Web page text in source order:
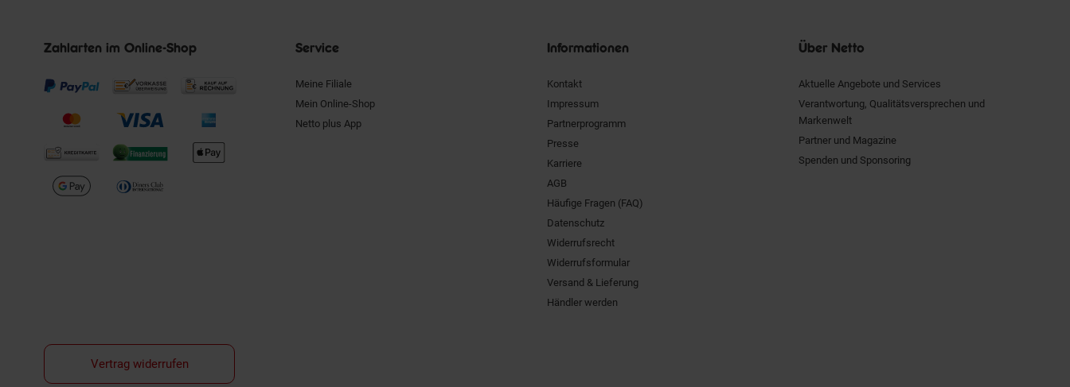
Zahlarten im Online-Shop Service
Meine Filiale
Mein Online-Shop
Netto plus App
Informationen
Kontakt
Impressum
Partnerprogramm
Presse
Karriere
AGB
Häufige Fragen (FAQ)
Datenschutz
Widerrufsrecht
Widerrufsformular
Versand & Lieferung
Händler werden
Über Netto
Aktuelle Angebote und Services
Verantwortung, Qualitätsversprechen und
Markenwelt
Partner und Magazine
Spenden und Sponsoring
Vertrag widerrufen